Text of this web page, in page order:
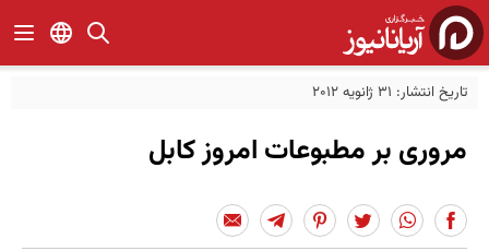
تاریخ انتشار: 31 ژانویه 2012
مروری بر مطبوعات امروز کابل